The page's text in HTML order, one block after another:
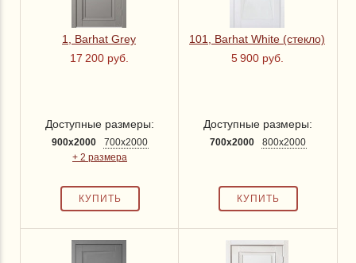
900x2000 мм
900x2300 мм
(7)
без стекла
Портика
Доступные размеры:
900x2000
700x2000
+ 2 размера
1, Barhat Grey
17 200 руб.
Доступные размеры:
700x2000 800x2000
101, Barhat White (стекло)
5 900 руб.